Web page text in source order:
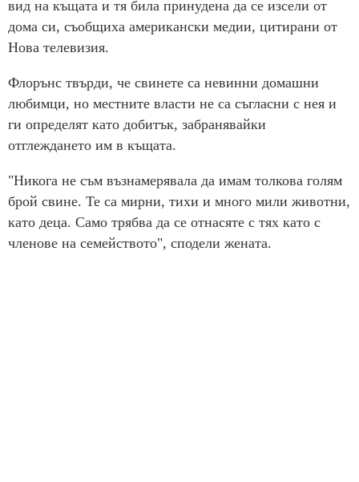
вид на къщата и тя била принудена да се изсели от
дома си, съобщиха американски медии, цитирани от
Нова телевизия.
Флорънс твърди, че свинете са невинни домашни
любимци, но местните власти не са съгласни с нея и
ги определят като добитък, забранявайки
отглеждането им в къщата.
"Никога не съм възнамерявала да имам толкова голям
брой свине. Те са мирни, тихи и много мили животни,
като деца. Само трябва да се отнасяте с тях като с
членове на семейството", сподели жената.